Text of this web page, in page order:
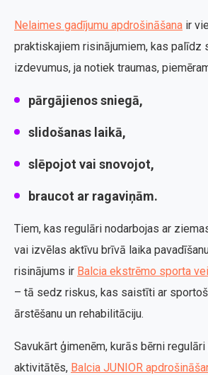
Nelaimes gadījumu apdrošināšana ir
praktiskajiem risinājumiem, kas palīdz
izdevumus, ja notiek traumas,
pārgājienos sniegā,
slidošanas laikā,
slēpojot vai snovojot,
braucot ar ragaviņām.
Tiem, kas regulāri nodarbojas ar
vai izvēlas aktīvu brīvā laika
risinājums ir Balcia ekstrēmo sporta
– tā sedz riskus, kas saistīti ar
ārstēšanu un rehabilitāciju.
Savukārt ģimenēm, kurās bērni
aktivitātēs, Balcia JUNIOR